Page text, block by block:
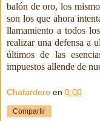
balón de oro, los
son los que ahora
llamamiento a todos
realizar una defensa a
últimos de las
impuestos allende de
Chafardero en 0:00
Compartir